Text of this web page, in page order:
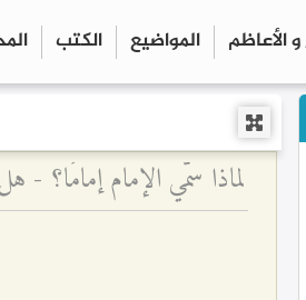
و الأعاظم المواضیع الكتب
لماذا سمّي الإمام إمامًا؟ -